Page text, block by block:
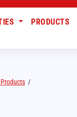
PRODUCTS
/